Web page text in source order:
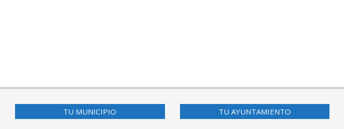
TU MUNICIPIO TU AYUNTAMIENTO